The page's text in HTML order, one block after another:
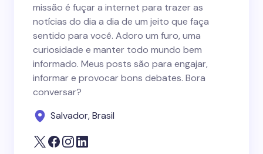
missão é fuçar a internet para trazer as
notícias do dia a dia de um jeito que faça
sentido para você. Adoro um furo, uma
curiosidade e manter todo mundo bem
informado. Meus posts são para engajar,
informar e provocar bons debates. Bora
conversar?
Salvador, Brasil